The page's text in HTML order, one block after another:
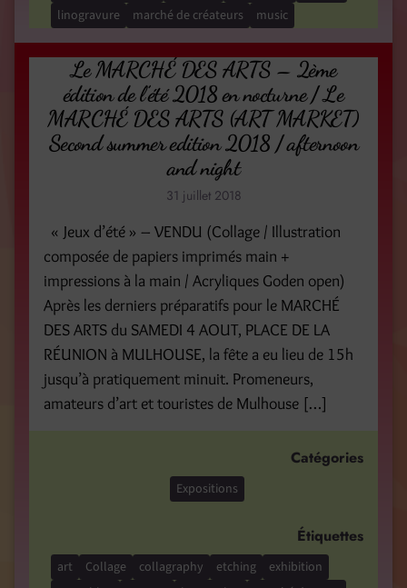
linogravure
marché de créateurs music
Le MARCHÉ DES ARTS – 2ème
édition de l’été 2018 en nocturne / Le
MARCHÉ DES ARTS (ART MARKET)
Second summer edition 2018 / afternoon
and night
31 juillet 2018
« Jeux d’été » – VENDU (Collage / Illustration
composée de papiers imprimés main +
impressions à la main / Acryliques Goden open)
Après les derniers préparatifs pour le MARCHÉ
DES ARTS du SAMEDI 4 AOUT, PLACE DE LA
RÉUNION à MULHOUSE, la fête a eu lieu de 15h
jusqu’à pratiquement minuit. Promeneurs,
amateurs d’art et touristes de Mulhouse […]
Catégories
Expositions
Étiquettes
art Collage collagraphy etching
exhibition